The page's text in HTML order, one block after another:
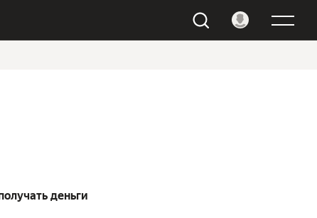
деньги